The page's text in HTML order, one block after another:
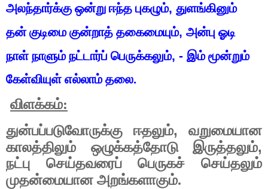
அலந்தார்க்கு ஒன்று ஈந்த புகழும், துளங்கினும்
தன் குடிமை குன்றாத் தகைமையும், அன்பு ஓடி
நாள் நாளும் நட்டார்ப் பெருக்கலும், - இம் மூன்றும்
கேள்வியுள் எல்லாம் தலை.
விளக்கம்:
துன்பப்படுவோருக்கு ஈதலும், வறுமையான
காலத்திலும் ஒழுக்கத்தோடு இருத்தலும்,
நட்பு செய்தவரைப் பெருகச் செய்தலும்
முதன்மையான அறங்களாகும்.